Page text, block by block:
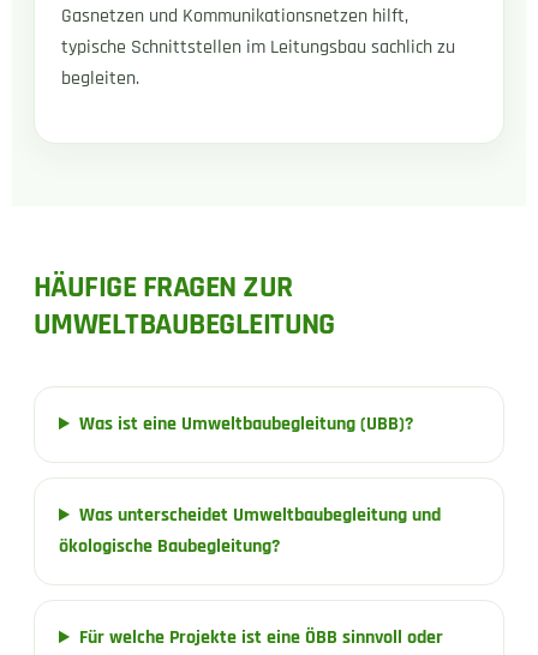
Gasnetzen und Kommunikationsnetzen hilft,
typische Schnittstellen im Leitungsbau sachlich zu
begleiten.
HÄUFIGE FRAGEN ZUR
UMWELTBAUBEGLEITUNG
Was ist eine Umweltbaubegleitung (UBB)?
Was unterscheidet Umweltbaubegleitung und
ökologische Baubegleitung?
Für welche Projekte ist eine ÖBB sinnvoll oder